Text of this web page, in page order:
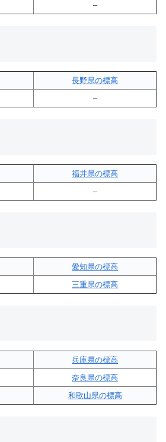
–
長野県の標高
–
福井県の標高
–
愛知県の標高
三重県の標高
兵庫県の標高
奈良県の標高
和歌山県の標高